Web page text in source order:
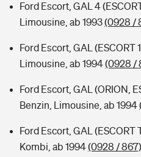
Ford Escort, GAL 4
Limousine, ab 1993(0928 /
Ford Escort, GAL (ESCORT
Limousine, ab 1994(0928 /
Ford Escort, GAL (ORION,
Benzin, Limousine, ab 1994
Ford Escort, GAL (ESCORT
Kombi, ab 1994(0928 / 867)